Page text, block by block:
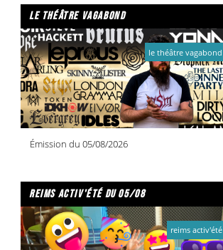
le théâtre vagabond
Émission du 05/08/2026
le théâtre vagabond
reims activ'été du 05/08
reims activ'été